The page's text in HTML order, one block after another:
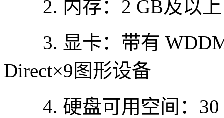
2. 内存：2 GB及以上
3. 显卡：带有 WDDM
Direct×9图形设备
4. 硬盘可用空间：30